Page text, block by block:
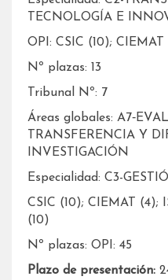
TECNOLOGÍA E
OPI: CSIC (10);
Nº plazas: 13
Tribunal Nº: 7
Áreas globales:
TRANSFERENCIA Y
INVESTIGACIÓN
Especialidad: C3-
CSIC (10); CIEMAT (4);
(10)
Nº plazas: OPI: 45
Plazo de presentación: